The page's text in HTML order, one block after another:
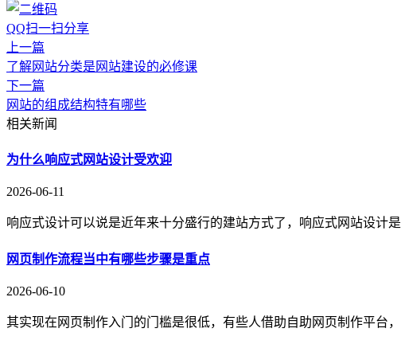
QQ扫一扫分享
上一篇
了解网站分类是网站建设的必修课
下一篇
网站的组成结构特有哪些
相关新闻
为什么响应式网站设计受欢迎
2026-06-11
响应式设计可以说是近年来十分盛行的建站方式了，响应式网站设计
网页制作流程当中有哪些步骤是重点
2026-06-10
其实现在网页制作入门的门槛是很低，有些人借助自助网页制作平台